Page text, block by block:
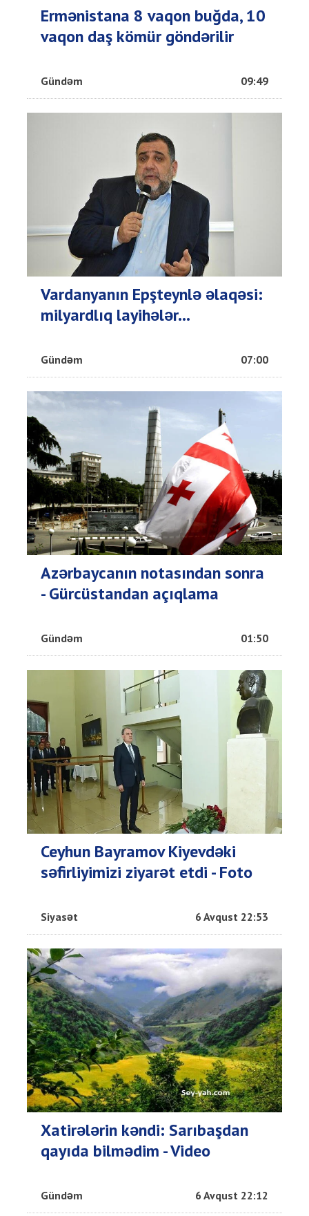
Ermənistana 8 vaqon buğda, 10
vaqon daş kömür göndərilir
Gündəm 09:49
Vardanyanın Epşteynlə əlaqəsi:
milyardlıq layihələr...
Gündəm 07:00
Azərbaycanın notasından sonra
- Gürcüstandan açıqlama
Gündəm 01:50
Ceyhun Bayramov Kiyevdəki
səfirliyimizi ziyarət etdi - Foto
Siyasət 6 Avqust 22:53
Xatirələrin kəndi: Sarıbaşdan
qayıda bilmədim - Video
Gündəm 6 Avqust 22:12